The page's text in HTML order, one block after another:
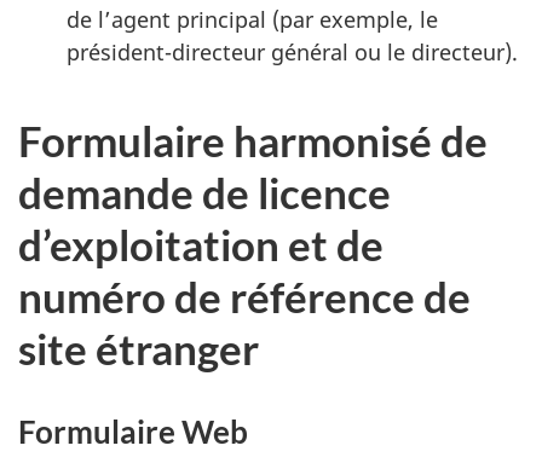
de l’agent principal (par exemple, le
président-directeur général ou le directeur).
Formulaire harmonisé de
demande de licence
d’exploitation et de
numéro de référence de
site étranger
Formulaire Web